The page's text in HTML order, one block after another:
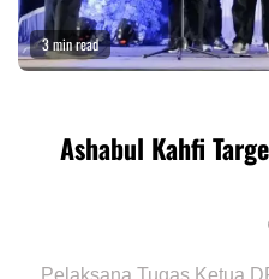
3 min read
Ashabul Kahfi
Pelaksana Tugas Ketua